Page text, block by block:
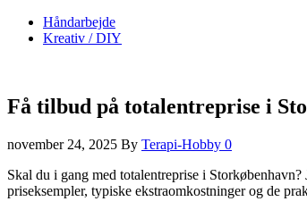
Håndarbejde
Kreativ / DIY
Få tilbud på totalentreprise i
november 24, 2025 By Terapi-Hobby 0
Skal du i gang med totalentreprise i
priseksempler, typiske ekstraomkostninger og de